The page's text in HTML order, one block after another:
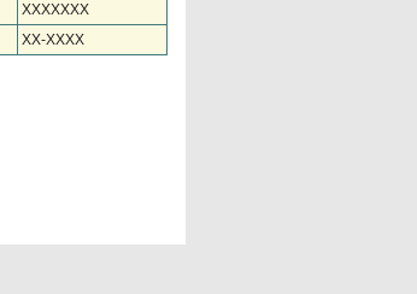
XXXXXXX
XX-XXXX